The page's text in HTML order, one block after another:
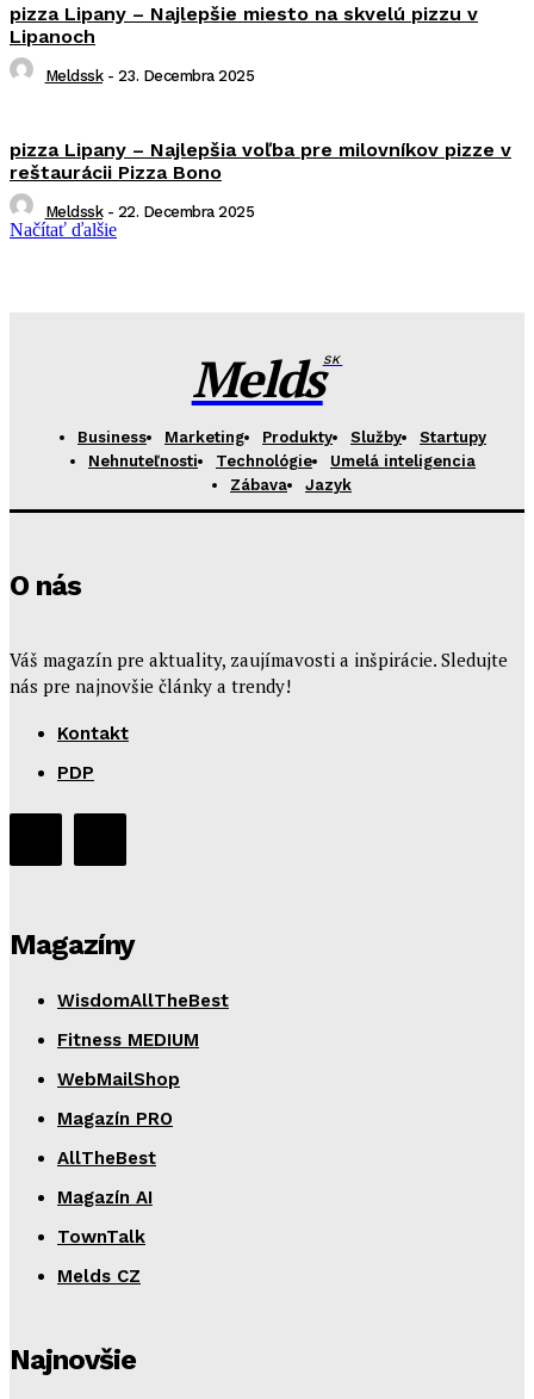
pizza Lipany – Najlepšie miesto na skvelú pizzu v
Lipanoch
Meldssk - 23. Decembra 2025
pizza Lipany – Najlepšia voľba pre milovníkov pizze v
reštaurácii Pizza Bono
Meldssk - 22. Decembra 2025
Načítať ďalšie
MeldsSK
Business Marketing Produkty Služby
Startupy
Nehnuteľnosti
Technológie
Umelá inteligencia
Zábava
Jazyk
O nás
Váš magazín pre aktuality, zaujímavosti a inšpirácie. Sledujte
nás pre najnovšie články a trendy!
Kontakt
PDP
Magazíny
WisdomAllTheBest
Fitness MEDIUM
WebMailShop
Magazín PRO
AllTheBest
Magazín AI
TownTalk
Melds CZ
Najnovšie